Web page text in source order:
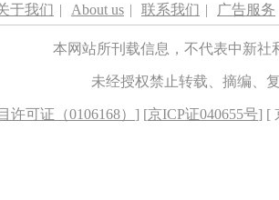
于我们 | About us | 联系我们 | 广告服务
本网站所刊载信息，不代表中新
未经授权禁止转载、摘编、
许可证（0106168） ] [京ICP证040655号] [